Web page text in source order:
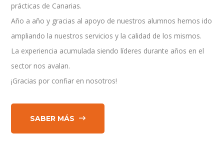
prácticas de Canarias.
Año a año y gracias al apoyo de nuestros alumnos hemos ido
ampliando la nuestros servicios y la calidad de los mismos.
La experiencia acumulada siendo líderes durante años en el
sector nos avalan.
¡Gracias por confiar en nosotros!
SABER MÁS